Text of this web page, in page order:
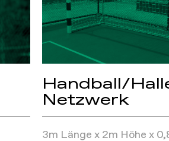
Handball/
Netzwerk
3m Länge x 2m Höhe x